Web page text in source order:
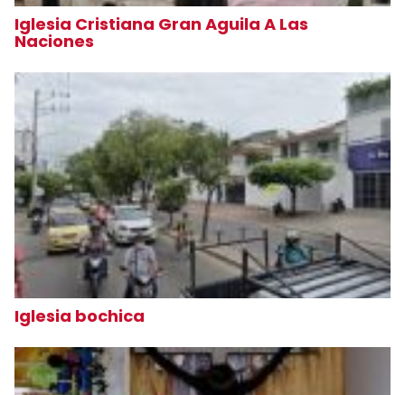
Iglesia Cristiana Gran Aguila A Las
Naciones
Iglesia bochica